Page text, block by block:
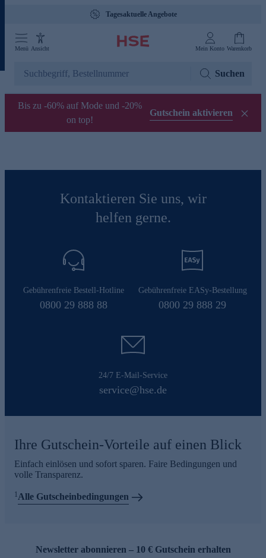
Tagesaktuelle Angebote
Menü Ansicht Mein Konto Warenkorb
Suchen
Bis zu -60% auf Mode und -20%
on top!
Gutschein aktivieren
Kontaktieren Sie uns, wir
helfen gerne.
Gebührenfreie Bestell-Hotline
0800 29 888 88
Gebührenfreie EASy-Bestellung
0800 29 888 29
24/7 E-Mail-Service
service@hse.de
Ihre Gutschein-Vorteile auf einen Blick
Einfach einlösen und sofort sparen. Faire Bedingungen und
volle Transparenz.
1Alle Gutscheinbedingungen
Newsletter abonnieren – 10 € Gutschein erhalten